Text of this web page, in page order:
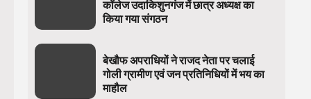
कॉलेज उदाकिशुनगंज में छात्र अध्यक्ष का
किया गया संगठन
बेखौफ अपराधियों ने राजद नेता पर चलाई
गोली ग्रामीण एवं जन प्रतिनिधियों में भय का
माहौल